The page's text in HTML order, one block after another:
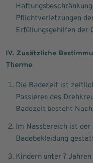
Pflichtverletzungen
Erfüllungsgehilfen der
IV. Zusätzliche
Therme
Die Badezeit ist
Passieren des
Badezeit besteht
Im Nassbereich ist
Badebekleidung
Kindern unter 7